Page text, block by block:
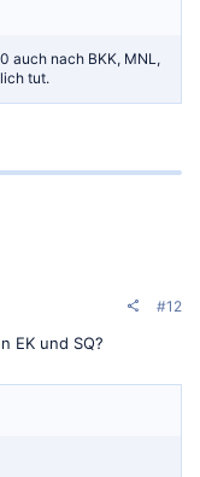
auch nach BKK, MNL,
tut.
#12
EK und SQ?